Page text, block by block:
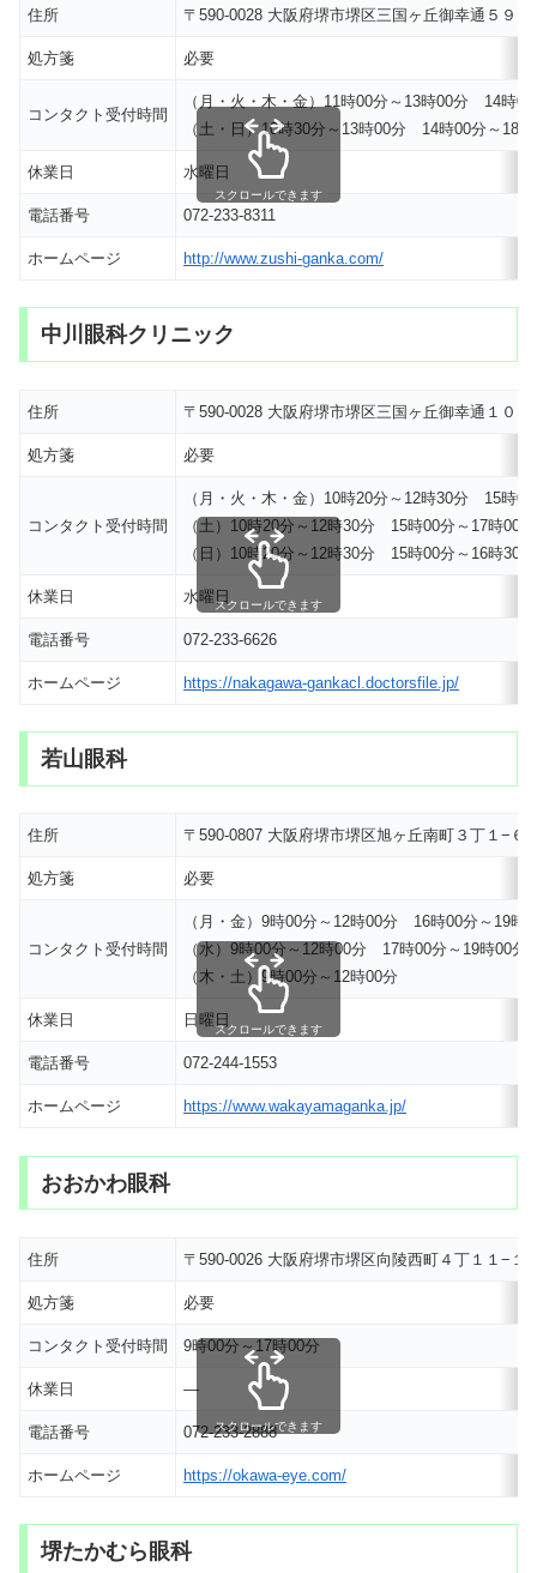
住所 〒590-0028 大阪府堺市堺区三国ヶ丘御幸通５９
処方箋 必要
コンタクト受付時間
（月・火・木・金）11時00分～13時00分 14時
（土・日）10時30分～13時00分 14時00分～18
休業日 水曜日
電話番号 072-233-8311
ホームページ http://www.zushi-ganka.com/
スクロールできます
中川眼科クリニック
住所 〒590-0028 大阪府堺市堺区三国ヶ丘御幸通１０
処方箋 必要
コンタクト受付時間
（月・火・木・金）10時20分～12時30分 15時
（土）10時20分～12時30分 15時00分～17時00分
（日）10時20分～12時30分 15時00分～16時30分
休業日 水曜日
電話番号 072-233-6626
ホームページ https://nakagawa-gankacl.doctorsfile.jp/
スクロールできます
若山眼科
住所 〒590-0807 大阪府堺市堺区旭ヶ丘南町３丁１−６
処方箋 必要
コンタクト受付時間
（月・金）9時00分～12時00分 16時00分～19時
（水）9時00分～12時00分 17時00分～19時00分
（木・土）9時00分～12時00分
休業日 日曜日
電話番号 072-244-1553
ホームページ https://www.wakayamaganka.jp/
スクロールできます
おおかわ眼科
住所 〒590-0026 大阪府堺市堺区向陵西町４丁１１−
処方箋 必要
コンタクト受付時間 9時00分～17時00分
休業日 ―
電話番号 072-233-2888
ホームページ https://okawa-eye.com/
スクロールできます
堺たかむら眼科